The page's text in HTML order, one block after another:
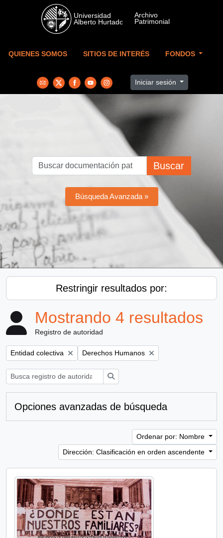
Skip to main content
QUIENES SOMOS SITIOS DE INTERÉS FONDOS
Iniciar sesión
Buscar
Búsqueda Avanzada »
Restringir resultados por:
Mostrando 4 resultados
Registro de autoridad
Remove filter:
Entidad colectiva Remove filter:
Derechos Humanos
Opciones avanzadas de búsqueda
Ordenar por: Nombre
Dirección: Clasificación en orden ascendente